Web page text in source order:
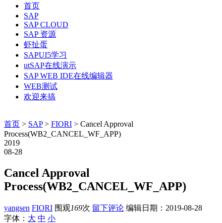
首页
SAP
SAP CLOUD
SAP 资源
虾扯蛋
SAPUI5学习
utSAP在线演示
SAP WEB IDE在线编辑器
WEB测试
欢迎来搞
首页 > SAP> FIORI > Cancel Approval
Process(WB2_CANCEL_WF_APP)
2019
08-28
Cancel Approval
Process(WB2_CANCEL_WF_APP)
yangsen FIORI 围观169次 留下评论 编辑日期： 2019-08-28
字体： 大 中 小